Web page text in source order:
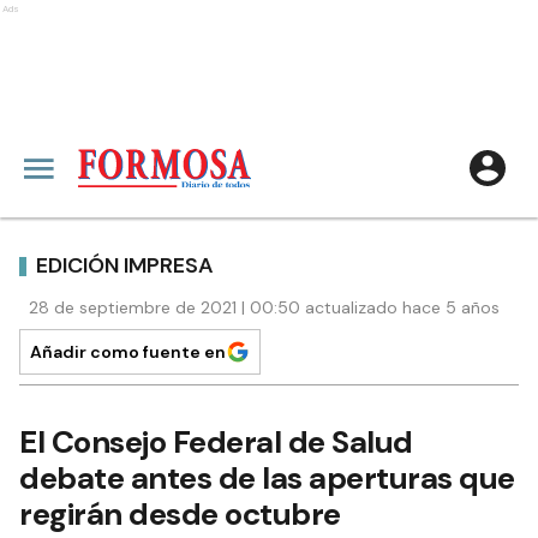
Ads
EDICIÓN IMPRESA
28 de septiembre de 2021 | 00:50 actualizado hace 5 años
Añadir como fuente en
El Consejo Federal de Salud
debate antes de las aperturas que
regirán desde octubre